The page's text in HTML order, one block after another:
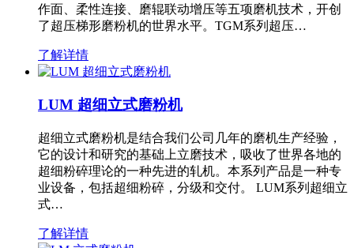
作面、柔性连接、磨辊联动增压等五项磨机技术，开创
了超压梯形磨粉机的世界水平。TGM系列超压…
了解详情
LUM 超细立式磨粉机
超细立式磨粉机是结合我们公司几年的磨机生产经验，
它的设计和研究的基础上立磨技术，吸收了世界各地的
超细粉碎理论的一种先进的轧机。本系列产品是一种专
业设备，包括超细粉碎，分级和交付。 LUM系列超细立
式…
了解详情